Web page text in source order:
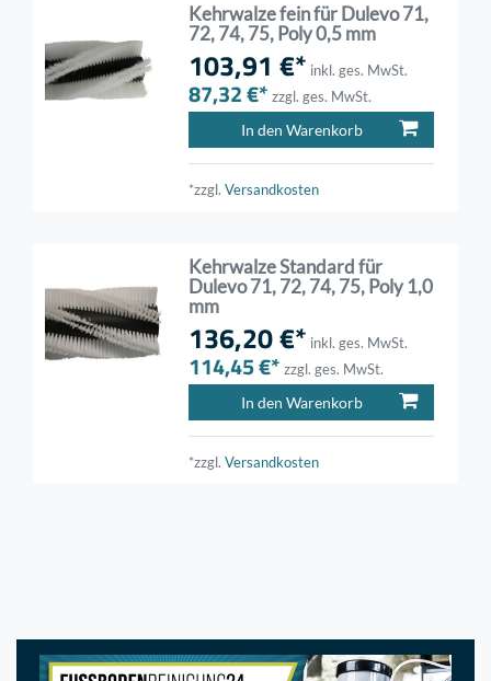
Kehrwalze fein für Dulevo 71,
72, 74, 75, Poly 0,5 mm
103,91 €* inkl. ges. MwSt.
87,32 €* zzgl. ges. MwSt.
In den Warenkorb
*zzgl.Versandkosten
Kehrwalze Standard für
Dulevo 71, 72, 74, 75, Poly 1,0
mm
136,20 €* inkl. ges. MwSt.
114,45 €* zzgl. ges. MwSt.
In den Warenkorb
*zzgl.Versandkosten